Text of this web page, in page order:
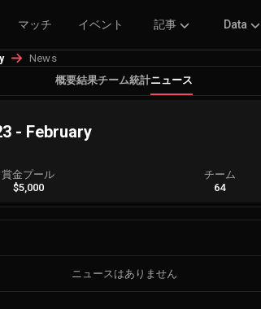
マッチ イベント 記事 Data
News
概要結果チーム統計ニュース
- February
賞金プール
$5,000
チーム
64
ニュースはありません